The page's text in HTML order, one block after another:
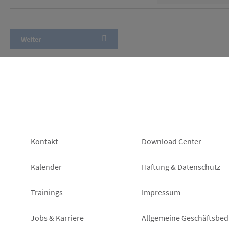
Footer
left
Kontakt
Kalender
Trainings
Jobs & Karriere
Footer
right
Download Center
Haftung & Datenschutz
Impressum
Allgemeine